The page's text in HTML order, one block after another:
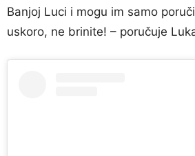
Banjoj Luci i mogu im samo
uskoro, ne brinite! – poručuje